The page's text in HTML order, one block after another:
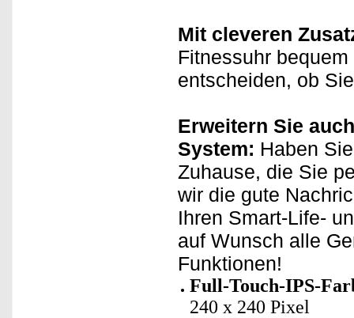
Mit cleveren
Fitnessuhr
entscheiden, ob
Erweitern Sie
System: Haben
Zuhause, die Sie
wir die gute
Ihren Smart-Life-
auf Wunsch alle
Funktionen!
Full-Touch-IPS-
240 x 240 Pixel